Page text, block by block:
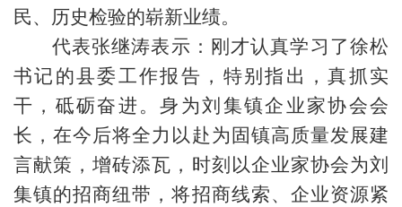
民、历史检验的崭新业绩。
代表张继涛表示：刚才认真学习了徐松
书记的县委工作报告，特别指出，真抓实
干，砥砺奋进。身为刘集镇企业家协会会
长，在今后将全力以赴为固镇高质量发展建
言献策，增砖添瓦，时刻以企业家协会为刘
集镇的招商纽带，将招商线索、企业资源紧